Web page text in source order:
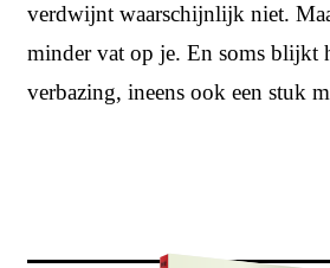
verdwijnt waarschijnlijk niet.
minder vat op je. En soms blijkt
verbazing, ineens ook een stuk